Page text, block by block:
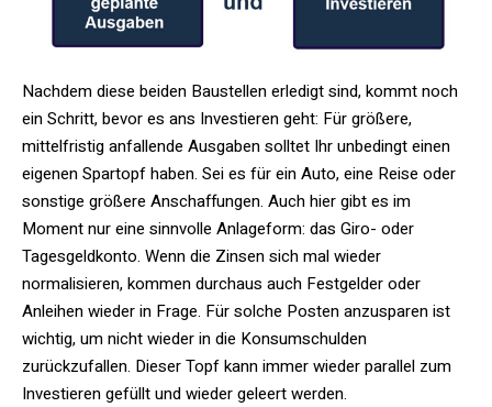
Nachdem diese beiden Baustellen erledigt sind, kommt noch
ein Schritt, bevor es ans Investieren geht: Für größere,
mittelfristig anfallende Ausgaben solltet Ihr unbedingt einen
eigenen Spartopf haben. Sei es für ein Auto, eine Reise oder
sonstige größere Anschaffungen. Auch hier gibt es im
Moment nur eine sinnvolle Anlageform: das Giro- oder
Tagesgeldkonto. Wenn die Zinsen sich mal wieder
normalisieren, kommen durchaus auch Festgelder oder
Anleihen wieder in Frage. Für solche Posten anzusparen ist
wichtig, um nicht wieder in die Konsumschulden
zurückzufallen. Dieser Topf kann immer wieder parallel zum
Investieren gefüllt und wieder geleert werden.